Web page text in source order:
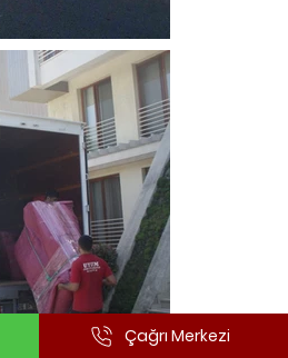
Çağrı Merkezi